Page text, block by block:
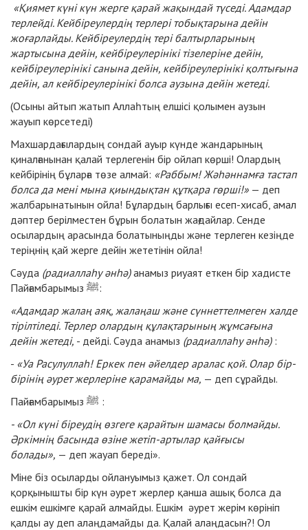
«Қиямет күні күн жерге қарай жақындай түседі. Адамдар
терлейді. Кейбіреулердің терлері тобықтарына дейін
жоғарлайды. Кейбіреулердің тері балтырларының
жартысына дейін, кейбіреулерінікі тізелеріне дейін,
кейбіреулерінікі санына дейін, кейбіреулерінікі қолтығына
дейін, ал кейбіреулерінікі болса аузына дейін жетеді.
(Осыны айтып жатып Аллаһтың елшісі қолымен аузын
жауып көрсетеді)
Махшардағылардың сондай ауыр күнде жандарының
қиналғанынан қалай терлегенін бір ойлап көрші! Олардың
кейбірінің бұларға төзе алмай: «Раббым! Жәһәннамға тастап
болса да мені мына қиындықтан құтқара гөрші!» — деп
жалбарынатынын ойла! Бұлардың барлығы есеп-хисаб, амал
дәптер берілместен бұрын болатын жағдайлар. Сенде
осылардың арасында болатыныңды және терлеген кезіңде
теріңнің қай жерге дейін жететінін ойла!
Сәуда (радиаллаһу әнһә)анамыз риуаят еткен бір хадисте
Пайғамбарымыз ﷺ:
«Адамдар жалаң аяқ, жалаңаш және сүннеттелмеген халде
тірілтіледі. Терлер олардың құлақтарының жұмсағына
дейін жетеді, - дейді. Сәуда анамыз (радиаллаһу әнһә) :
- «Уа Расулуллаһ! Еркек пен әйелдер аралас қой. Олар бір-
бірінің әурет жерлеріне қарамайды ма, — деп сұрайды.
Пайғамбарымыз ﷺ :
- «Ол күні біреудің өзгеге қарайтын шамасы болмайды.
Әркімнің басында өзіне жетіп-артылар қайғысы
болады», — деп жауап береді».
Міне біз осыларды ойлануымыз қажет. Ол сондай
қорқынышты бір күн әурет жерлер қанша ашық болса да
ешкім ешкімге қарай алмайды. Ешкім әурет жерім көрініп
қалды ау деп алаңдамайды да. Қалай алаңдасын?! Ол